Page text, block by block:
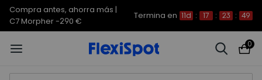
Compra antes, ahorra más |
C7 Morpher -290 €
Termina en 11d : 17 : 23 : 49
0